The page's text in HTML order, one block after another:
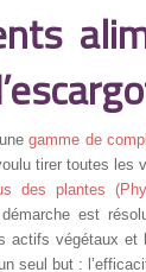
gamme de
tirer toutes les
des plantes
démarche est
actifs végétaux et
seul but :